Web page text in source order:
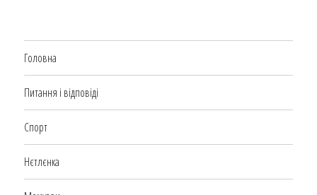
Головна
Питання і відповіді
Спорт
Нєтлєнка